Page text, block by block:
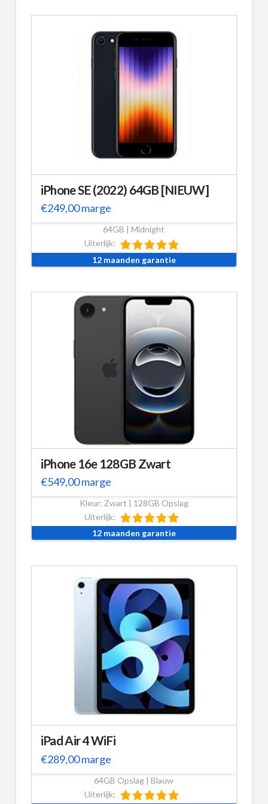
iPhone SE (2022) 64GB [NIEUW]
€249,00marge
64GB | Midnight
Uiterlijk:
12 maanden garantie
iPhone 16e 128GB Zwart
€549,00marge
Kleur: Zwart | 128GB Opslag
Uiterlijk:
12 maanden garantie
iPad Air 4 WiFi
€289,00marge
64GB Opslag | Blauw
Uiterlijk: